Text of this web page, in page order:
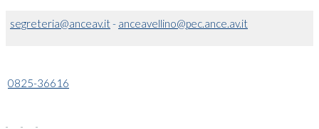
segreteria@anceav.it- anceavellino@pec.ance.av.it
0825-36616